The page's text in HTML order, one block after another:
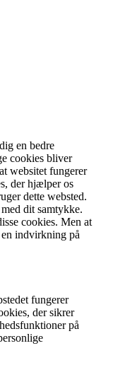
en bedre
cookies bliver
websitet fungerer
der hjælper os
dette websted.
dit samtykke.
cookies. Men at
indvirkning på
fungerer
der sikrer
på